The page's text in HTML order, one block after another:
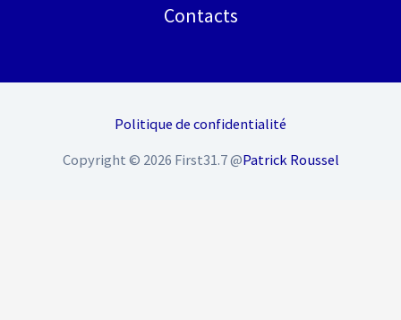
Contacts
Politique de confidentialité
Copyright © 2026 First31.7 @Patrick Roussel